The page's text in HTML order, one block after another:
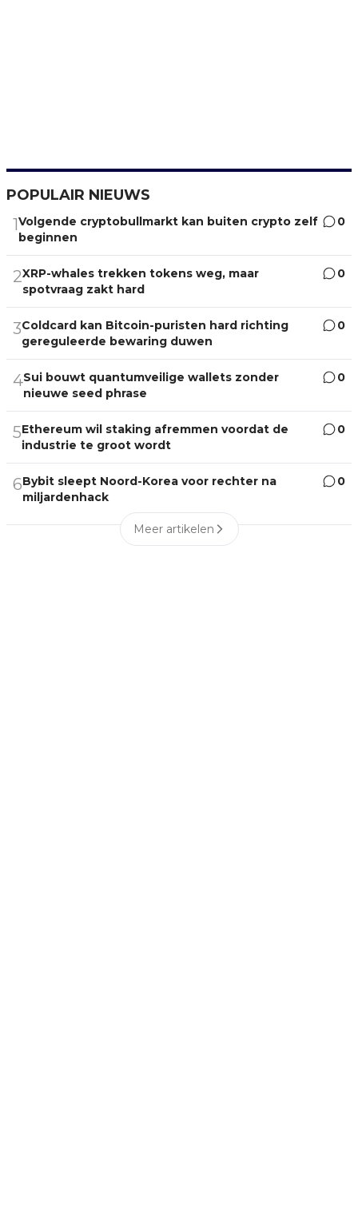
POPULAIR NIEUWS
1Volgende cryptobullmarkt kan buiten crypto zelf
beginnen
0
2XRP-whales trekken tokens weg, maar
spotvraag zakt hard
0
3Coldcard kan Bitcoin-puristen hard richting
gereguleerde bewaring duwen
0
4Sui bouwt quantumveilige wallets zonder
nieuwe seed phrase
0
5Ethereum wil staking afremmen voordat de
industrie te groot wordt
0
6Bybit sleept Noord-Korea voor rechter na
miljardenhack
0
Meer artikelen